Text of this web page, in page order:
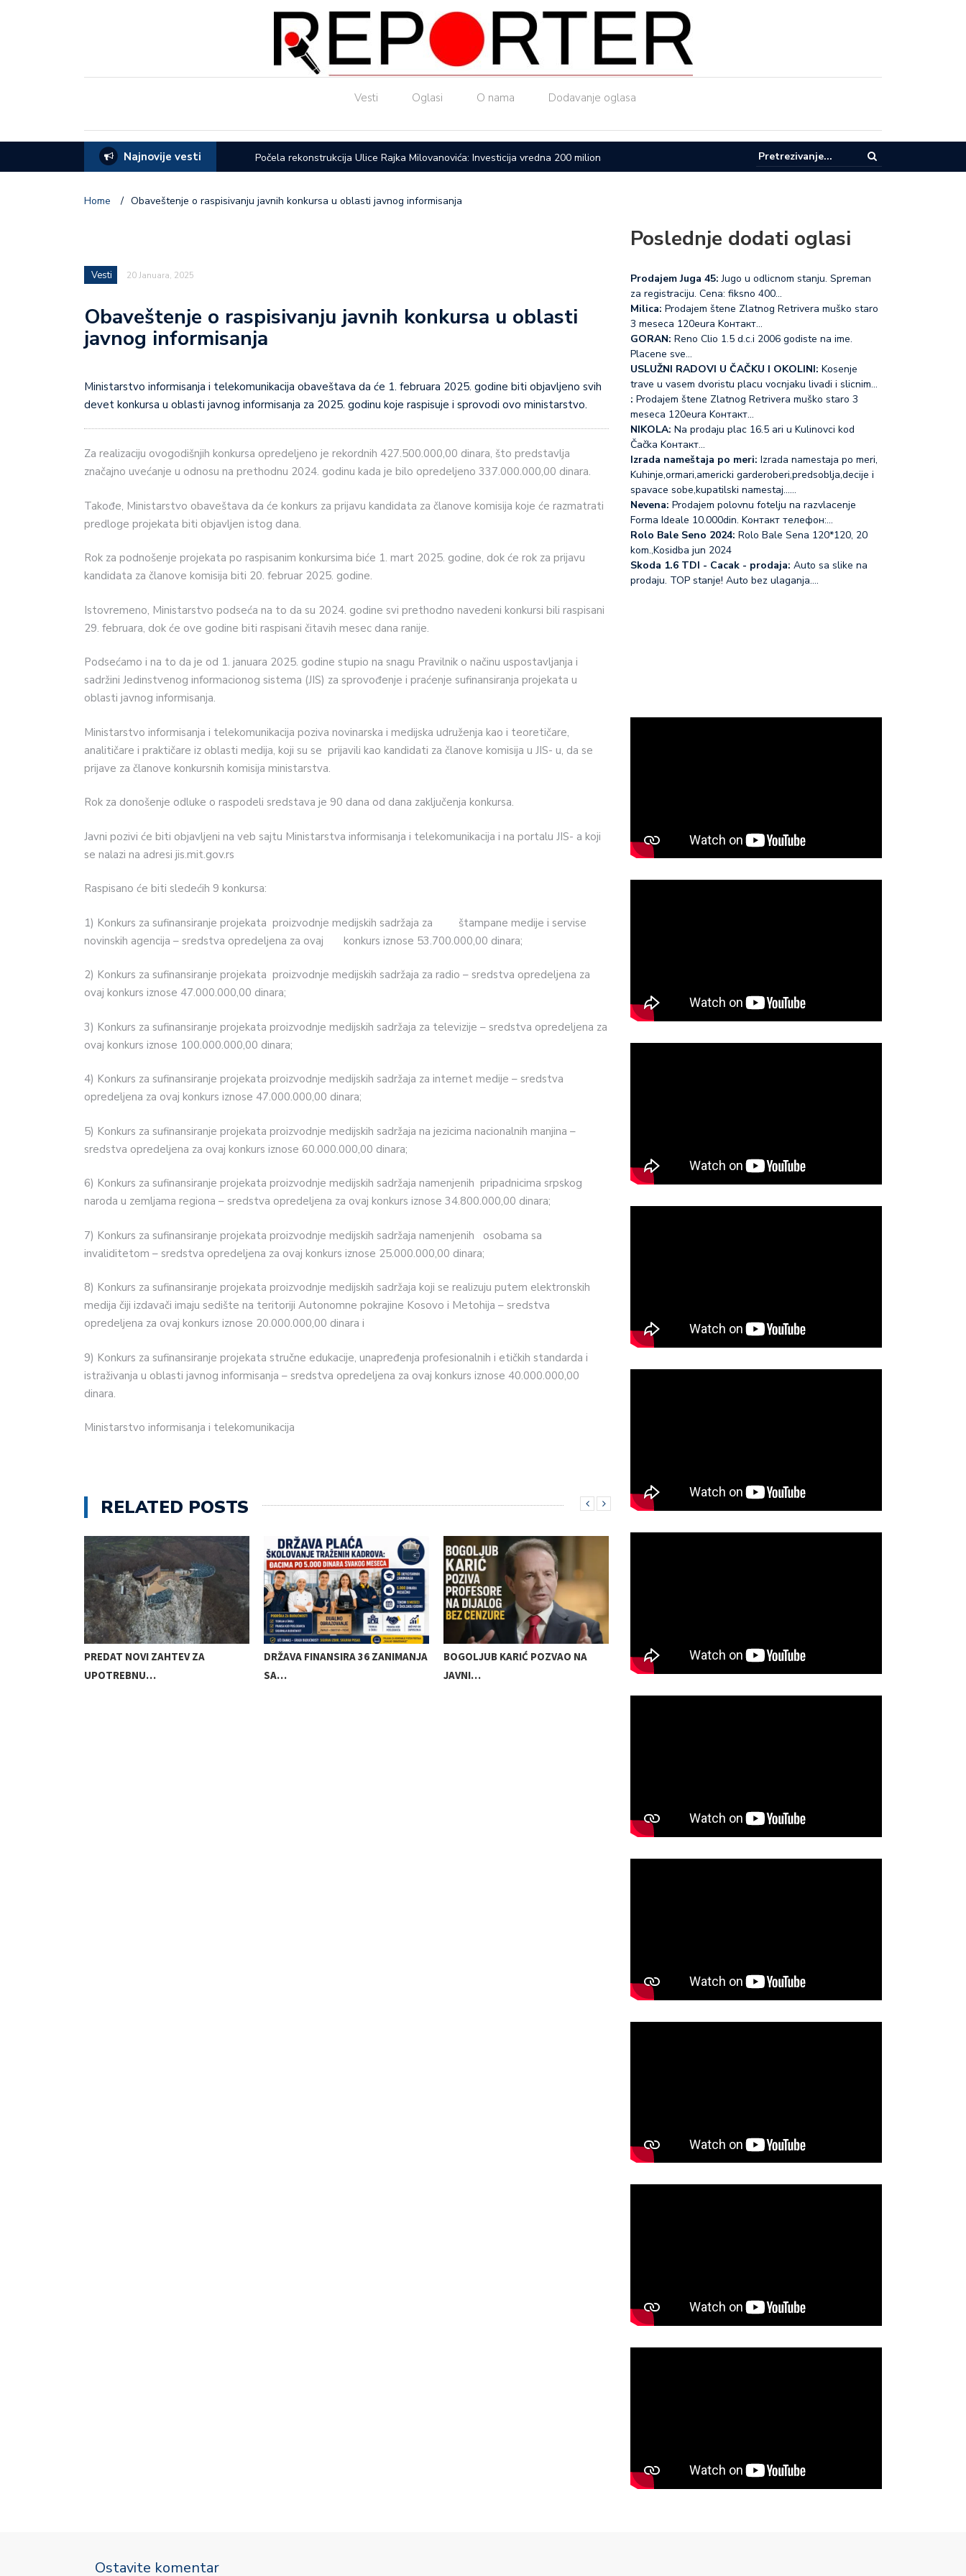
Vesti Oglasi O nama Dodavanje oglasa
Najnovije vesti Počela rekonstrukcija Ulice Rajka Milovanovića: Investicija vredna 200 miliona dinara Upućen apel za racionalnu potrošnju vode u Lučanima
Home / Obaveštenje o raspisivanju javnih konkursa u oblasti javnog informisanja
Vesti 20 Januara, 2025
Obaveštenje o raspisivanju javnih konkursa u oblasti
javnog informisanja
Ministarstvo informisanja i telekomunikacija obaveštava da će 1. februara 2025. godine biti objavljeno svih
devet konkursa u oblasti javnog informisanja za 2025. godinu koje raspisuje i sprovodi ovo ministarstvo.
Za realizaciju ovogodišnjih konkursa opredeljeno je rekordnih 427.500.000,00 dinara, što predstavlja
značajno uvećanje u odnosu na prethodnu 2024. godinu kada je bilo opredeljeno 337.000.000,00 dinara.
Takođe, Ministarstvo obaveštava da će konkurs za prijavu kandidata za članove komisija koje će razmatrati
predloge projekata biti objavljen istog dana.
Rok za podnošenje projekata po raspisanim konkursima biće 1. mart 2025. godine, dok će rok za prijavu
kandidata za članove komisija biti 20. februar 2025. godine.
Istovremeno, Ministarstvo podseća na to da su 2024. godine svi prethodno navedeni konkursi bili raspisani
29. februara, dok će ove godine biti raspisani čitavih mesec dana ranije.
Podsećamo i na to da je od 1. januara 2025. godine stupio na snagu Pravilnik o načinu uspostavljanja i
sadržini Jedinstvenog informacionog sistema (JIS) za sprovođenje i praćenje sufinansiranja projekata u
oblasti javnog informisanja.
Ministarstvo informisanja i telekomunikacija poziva novinarska i medijska udruženja kao i teoretičare,
analitičare i praktičare iz oblasti medija, koji su se prijavili kao kandidati za članove komisija u JIS- u, da se
prijave za članove konkursnih komisija ministarstva.
Rok za donošenje odluke o raspodeli sredstava je 90 dana od dana zaključenja konkursa.
Javni pozivi će biti objavljeni na veb sajtu Ministarstva informisanja i telekomunikacija i na portalu JIS- a koji
se nalazi na adresi jis.mit.gov.rs
Raspisano će biti sledećih 9 konkursa:
1) Konkurs za sufinansiranje projekata proizvodnje medijskih sadržaja za štampane medije i servise
novinskih agencija – sredstva opredeljena za ovaj konkurs iznose 53.700.000,00 dinara;
2) Konkurs za sufinansiranje projekata proizvodnje medijskih sadržaja za radio – sredstva opredeljena za
ovaj konkurs iznose 47.000.000,00 dinara;
3) Konkurs za sufinansiranje projekata proizvodnje medijskih sadržaja za televizije – sredstva opredeljena za
ovaj konkurs iznose 100.000.000,00 dinara;
4) Konkurs za sufinansiranje projekata proizvodnje medijskih sadržaja za internet medije – sredstva
opredeljena za ovaj konkurs iznose 47.000.000,00 dinara;
5) Konkurs za sufinansiranje projekata proizvodnje medijskih sadržaja na jezicima nacionalnih manjina –
sredstva opredeljena za ovaj konkurs iznose 60.000.000,00 dinara;
6) Konkurs za sufinansiranje projekata proizvodnje medijskih sadržaja namenjenih pripadnicima srpskog
naroda u zemljama regiona – sredstva opredeljena za ovaj konkurs iznose 34.800.000,00 dinara;
7) Konkurs za sufinansiranje projekata proizvodnje medijskih sadržaja namenjenih osobama sa
invaliditetom – sredstva opredeljena za ovaj konkurs iznose 25.000.000,00 dinara;
8) Konkurs za sufinansiranje projekata proizvodnje medijskih sadržaja koji se realizuju putem elektronskih
medija čiji izdavači imaju sedište na teritoriji Autonomne pokrajine Kosovo i Metohija – sredstva
opredeljena za ovaj konkurs iznose 20.000.000,00 dinara i
9) Konkurs za sufinansiranje projekata stručne edukacije, unapređenja profesionalnih i etičkih standarda i
istraživanja u oblasti javnog informisanja – sredstva opredeljena za ovaj konkurs iznose 40.000.000,00
dinara.
Ministarstvo informisanja i telekomunikacija
RELATED POSTS
PREDAT NOVI ZAHTEV ZA
UPOTREBNU…
DRŽAVA FINANSIRA 36 ZANIMANJA
SA…
BOGOLJUB KARIĆ POZVAO NA
JAVNI…
KREĆE VELIKA AKCIJA
SAOBRAĆAJNE POLICIJE:U…
Poslednje dodati oglasi
Prodajem Juga 45: Jugo u odlicnom stanju. Spreman
za registraciju. Cena: fiksno 400…
Milica: Prodajem štene Zlatnog Retrivera muško staro
3 meseca 120eura Koнтакт…
GORAN: Reno Clio 1.5 d.c.i 2006 godiste na ime.
Placene sve…
USLUŽNI RADOVI U ČAČKU I OKOLINI: Kosenje
trave u vasem dvoristu placu vocnjaku livadi i slicnim…
: Prodajem štene Zlatnog Retrivera muško staro 3
meseca 120eura Koнтакт…
NIKOLA: Na prodaju plac 16.5 ari u Kulinovci kod
Čačka Koнтакт…
Izrada nameštaja po meri: Izrada namestaja po meri,
Kuhinje,ormari,americki garderoberi,predsoblja,decije i
spavace sobe,kupatilski namestaj...…
Nevena: Prodajem polovnu fotelju na razvlacenje
Forma Ideale 10.000din. Koнтакт телефон:…
Rolo Bale Seno 2024: Rolo Bale Sena 120*120, 20
kom.,Kosidba jun 2024
Skoda 1.6 TDI - Cacak - prodaja: Auto sa slike na
prodaju. TOP stanje! Auto bez ulaganja.…
Ostavite komentar